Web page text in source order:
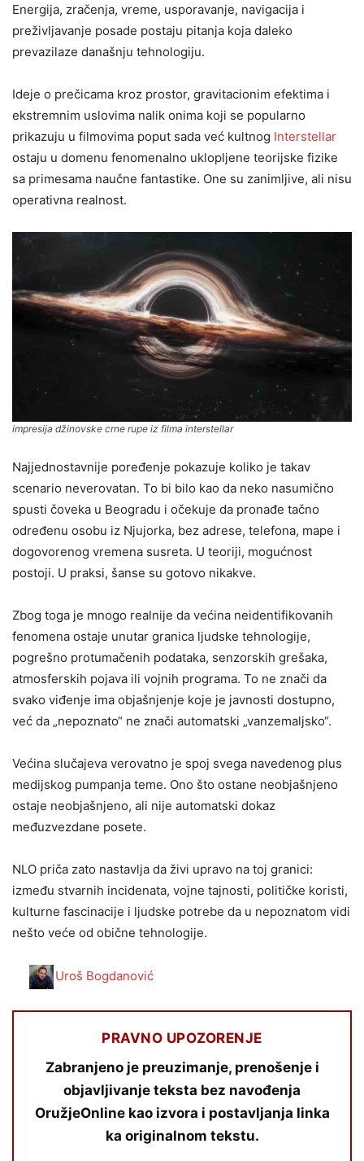
Energija, zračenja, vreme, usporavanje, navigacija i
preživljavanje posade postaju pitanja koja daleko
prevazilaze današnju tehnologiju.
Ideje o prečicama kroz prostor, gravitacionim efektima i
ekstremnim uslovima nalik onima koji se popularno
prikazuju u filmovima poput sada već kultnog Interstellar
ostaju u domenu fenomenalno uklopljene teorijske fizike
sa primesama naučne fantastike. One su zanimljive, ali nisu
operativna realnost.
impresija džinovske crne rupe iz filma interstellar
Najjednostavnije poređenje pokazuje koliko je takav
scenario neverovatan. To bi bilo kao da neko nasumično
spusti čoveka u Beogradu i očekuje da pronađe tačno
određenu osobu iz Njujorka, bez adrese, telefona, mape i
dogovorenog vremena susreta. U teoriji, mogućnost
postoji. U praksi, šanse su gotovo nikakve.
Zbog toga je mnogo realnije da većina neidentifikovanih
fenomena ostaje unutar granica ljudske tehnologije,
pogrešno protumačenih podataka, senzorskih grešaka,
atmosferskih pojava ili vojnih programa. To ne znači da
svako viđenje ima objašnjenje koje je javnosti dostupno,
već da „nepoznato“ ne znači automatski „vanzemaljsko“.
Većina slučajeva verovatno je spoj svega navedenog plus
medijskog pumpanja teme. Ono što ostane neobjašnjeno
ostaje neobjašnjeno, ali nije automatski dokaz
međuzvezdane posete.
NLO priča zato nastavlja da živi upravo na toj granici:
između stvarnih incidenata, vojne tajnosti, političke koristi,
kulturne fascinacije i ljudske potrebe da u nepoznatom vidi
nešto veće od obične tehnologije.
Uroš Bogdanović
PRAVNO UPOZORENJE
Zabranjeno je preuzimanje, prenošenje i
objavljivanje teksta bez navođenja
OružjeOnline kao izvora i postavljanja linka
ka originalnom tekstu.